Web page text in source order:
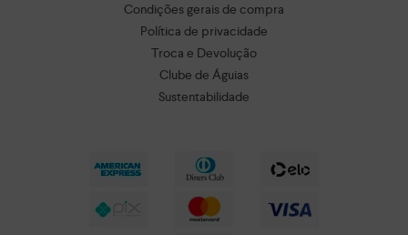
Condições gerais de compra
Política de privacidade
Troca e Devolução
Clube de Águias
Sustentabilidade